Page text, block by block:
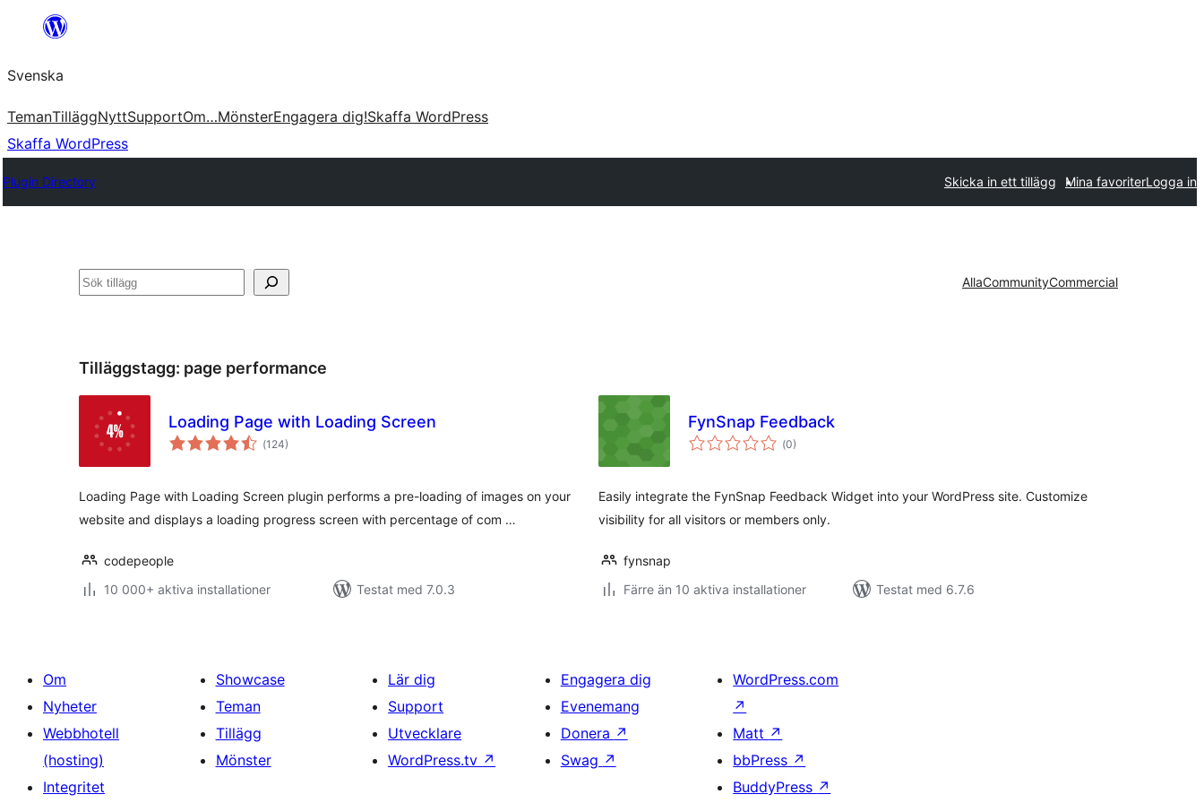
Hoppa
innehåll
Svenska
TemanTilläggNyttSupportOm…MönsterEngagera dig!Skaffa WordPress
Skaffa WordPress
Plugin Directory Skicka in ett tillägg Mina favoriterLogga in
Sök AllaCommunityCommercial
Tilläggstagg: page performance
Loading Page with Loading Screen
(Totalt
antal
124)
Loading Page with Loading Screen plugin performs a pre-loading of images on your
website and displays a loading progress screen with percentage of com …
codepeople
10 000+ aktiva installationer
Testat med 7.0.3
FynSnap Feedback
(Totalt
antal
0)
Easily integrate the FynSnap Feedback Widget into your WordPress site. Customize
visibility for all visitors or members only.
fynsnap
Färre än 10 aktiva installationer
Testat med 6.7.6
Om
Nyheter
Webbhotell
(hosting)
Integritet
Showcase
Teman
Tillägg
Mönster
Lär dig
Support
Utvecklare
WordPress.tv ↗
Engagera dig
Evenemang
Donera ↗
Swag ↗
WordPress.com
↗
Matt ↗
bbPress ↗
BuddyPress ↗